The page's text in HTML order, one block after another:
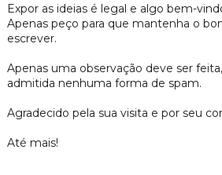
Expor as ideias é legal e algo bem-
Apenas peço para que mantenha o
escrever.
Apenas uma observação deve ser
admitida nenhuma forma de spam.
Agradecido pela sua visita e por seu
Até mais!